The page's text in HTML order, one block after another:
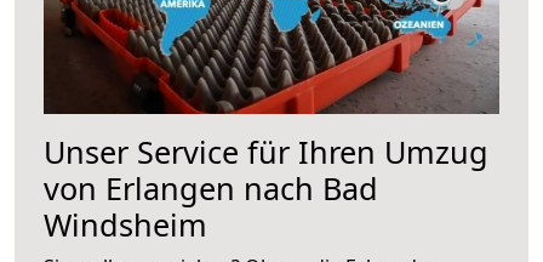
Unser Service für Ihren Umzug
von Erlangen nach Bad
Windsheim